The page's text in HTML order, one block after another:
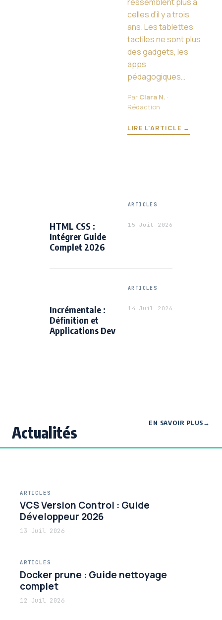
celles d’il y a trois
ans. Les tablettes
tactiles ne sont plus
des gadgets, les
apps
pédagogiques…
Par Clara N. ·
Rédaction
LIRE L'ARTICLE →
ARTICLES
HTML CSS :
Intégrer Guide
Complet 2026
15 Juil 2026
ARTICLES
Incrémentale :
Définition et
Applications Dev
14 Juil 2026
Actualités
EN SAVOIR PLUS
ARTICLES
VCS Version Control : Guide
Développeur 2026
13 Juil 2026
ARTICLES
Docker prune : Guide nettoyage
complet
12 Juil 2026